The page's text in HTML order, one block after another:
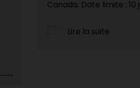
du Québec. Artisan·es
Lire la suite